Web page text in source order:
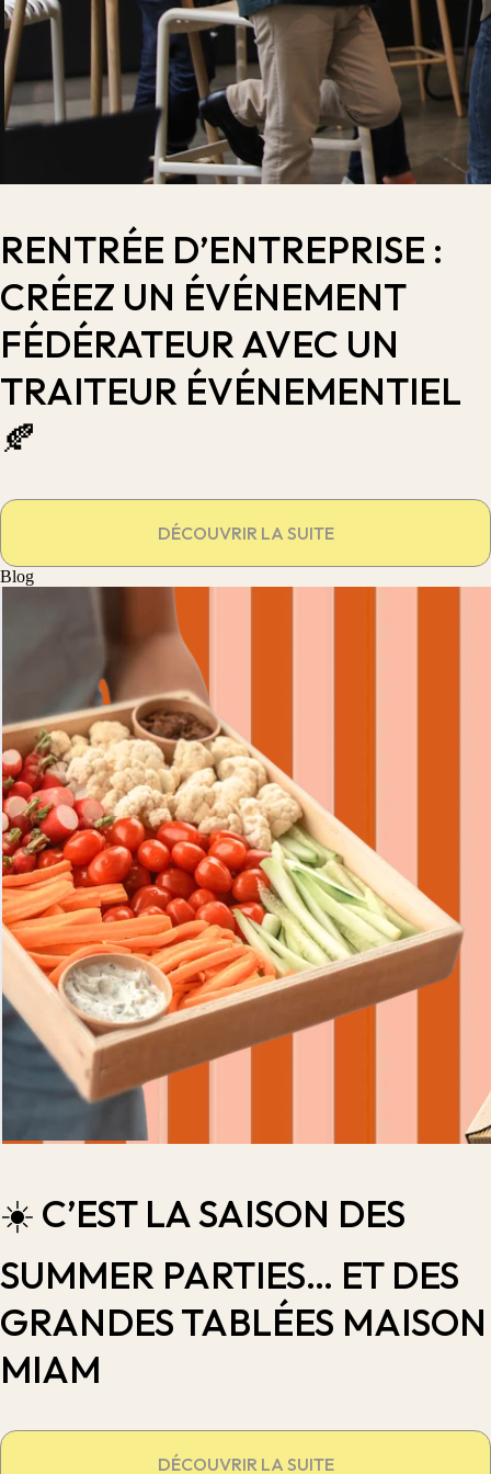
RENTRÉE D’ENTREPRISE :
CRÉEZ UN ÉVÉNEMENT
FÉDÉRATEUR AVEC UN
TRAITEUR ÉVÉNEMENTIEL
🍂
DÉCOUVRIR LA SUITE
Blog
☀️ C’EST LA SAISON DES
SUMMER PARTIES… ET DES
GRANDES TABLÉES MAISON
MIAM
DÉCOUVRIR LA SUITE